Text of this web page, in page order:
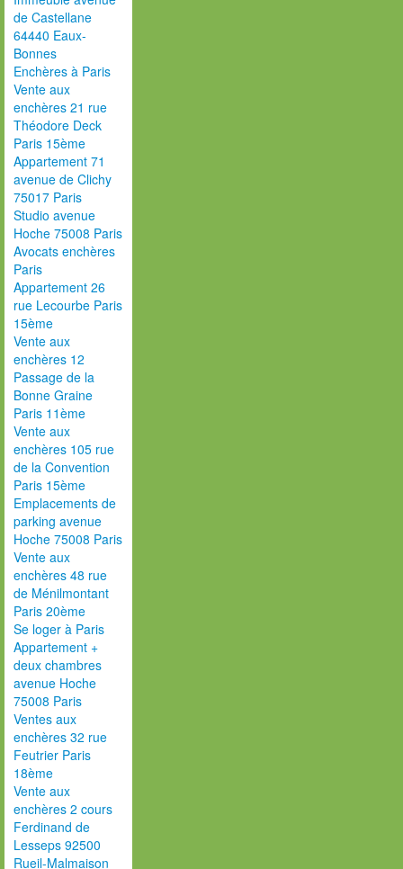
de Castellane
64440 Eaux-
Bonnes
Enchères à Paris
Vente aux
enchères 21 rue
Théodore Deck
Paris 15ème
Appartement 71
avenue de Clichy
75017 Paris
Studio avenue
Hoche 75008 Paris
Avocats enchères
Paris
Appartement 26
rue Lecourbe Paris
15ème
Vente aux
enchères 12
Passage de la
Bonne Graine
Paris 11ème
Vente aux
enchères 105 rue
de la Convention
Paris 15ème
Emplacements de
parking avenue
Hoche 75008 Paris
Vente aux
enchères 48 rue
de Ménilmontant
Paris 20ème
Se loger à Paris
Appartement +
deux chambres
avenue Hoche
75008 Paris
Ventes aux
enchères 32 rue
Feutrier Paris
18ème
Vente aux
enchères 2 cours
Ferdinand de
Lesseps 92500
Rueil-Malmaison